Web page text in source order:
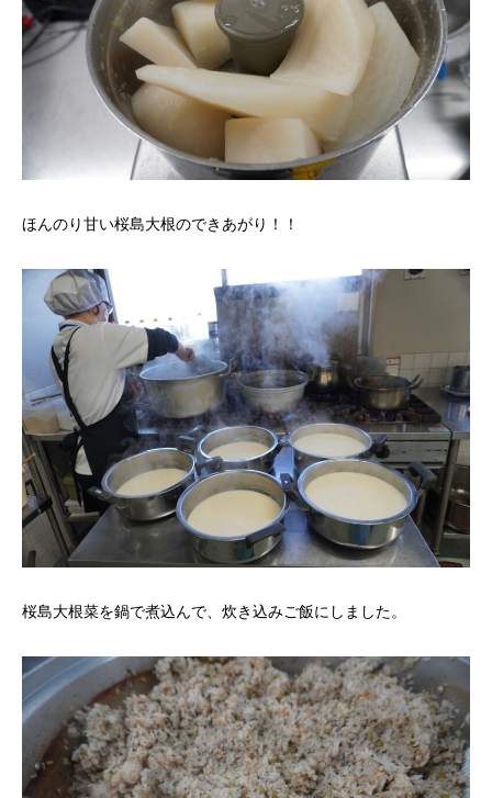
ほんのり甘い桜島大根のできあがり！！
桜島大根菜を鍋で煮込んで、炊き込みご飯にしました。